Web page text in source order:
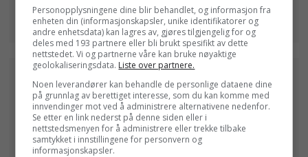
Personopplysningene dine blir behandlet, og informasjon fra
enheten din (informasjonskapsler, unike identifikatorer og
andre enhetsdata) kan lagres av, gjøres tilgjengelig for og
deles med 193 partnere eller bli brukt spesifikt av dette
nettstedet. Vi og partnerne våre kan bruke nøyaktige
geolokaliseringsdata. Liste over partnere.
Noen leverandører kan behandle de personlige dataene dine
på grunnlag av berettiget interesse, som du kan komme med
innvendinger mot ved å administrere alternativene nedenfor.
Se etter en link nederst på denne siden eller i
nettstedsmenyen for å administrere eller trekke tilbake
samtykket i innstillingene for personvern og
informasjonskapsler.